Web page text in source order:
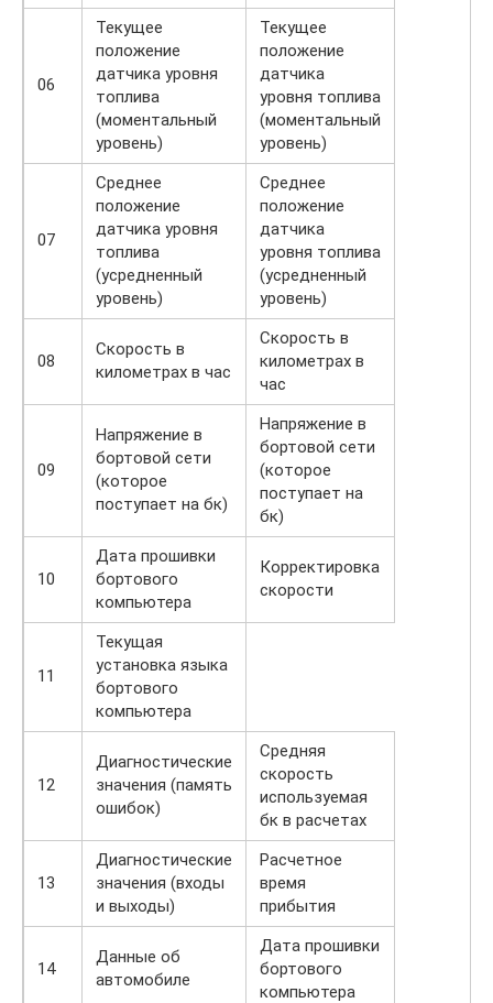
06
Текущее
положение
датчика уровня
топлива
(моментальный
уровень)
Текущее
положение
датчика
уровня топлива
(моментальный
уровень)
07
Среднее
положение
датчика уровня
топлива
(усредненный
уровень)
Среднее
положение
датчика
уровня топлива
(усредненный
уровень)
08
Скорость в
километрах в час
Скорость в
километрах в
час
09
Напряжение в
бортовой сети
(которое
поступает на бк)
Напряжение в
бортовой сети
(которое
поступает на
бк)
10
Дата прошивки
бортового
компьютера
Корректировка
скорости
11
Текущая
установка языка
бортового
компьютера
12
Диагностические
значения (память
ошибок)
Средняя
скорость
используемая
бк в расчетах
13
Диагностические
значения (входы
и выходы)
Расчетное
время
прибытия
14
Данные об
автомобиле
Дата прошивки
бортового
компьютера